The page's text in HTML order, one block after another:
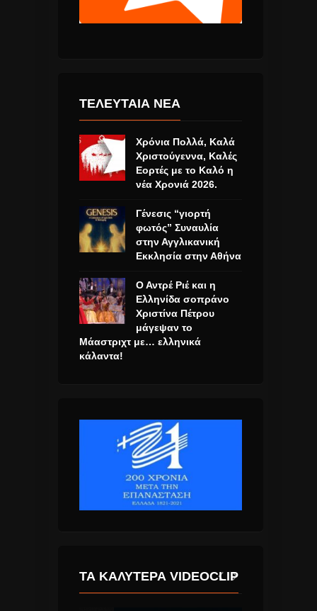
ΤΕΛΕΥΤΑΙΑ ΝΕΑ
Χρόνια Πολλά, Καλά
Χριστούγεννα, Καλές
Εορτές με το Καλό η
νέα Χρονιά 2026.
Γένεσις “γιορτή
φωτός” Συναυλία
στην Αγγλικανική
Εκκλησία στην Αθήνα
Ο Αντρέ Ριέ και η
Ελληνίδα σοπράνο
Χριστίνα Πέτρου
μάγεψαν το
Μάαστριχτ με… ελληνικά
κάλαντα!
ΤΑ ΚΑΛΎΤΕΡΑ VIDEOCLIP